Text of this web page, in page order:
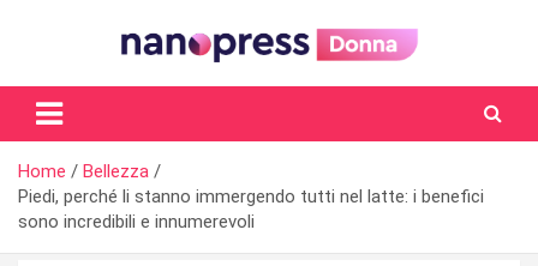
Il magazine femminile di Nanopress.it
Home
Bellezza
Piedi, perché li stanno immergendo tutti nel latte: i benefici
sono incredibili e innumerevoli